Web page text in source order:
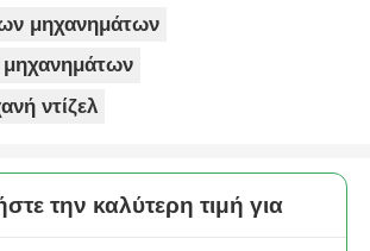
μηχανημάτων
μηχανημάτων
ντίζελ
την καλύτερη τιμή για